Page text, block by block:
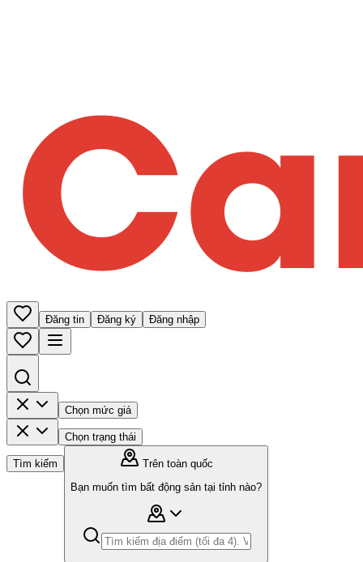
Đăng tin Đăng ký Đăng nhập
Chọn mức giá
Chọn trạng thái
Tìm kiếm
Trên toàn quốc
Bạn muốn tìm bất động sản tại tỉnh nào?